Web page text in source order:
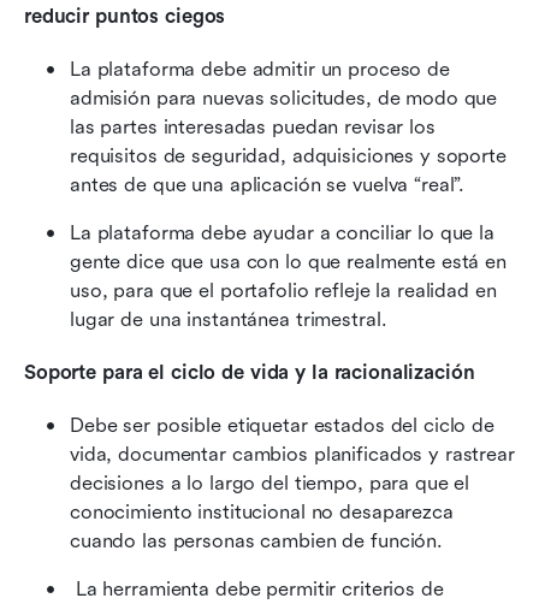
reducir puntos ciegos
La plataforma debe admitir un proceso de
admisión para nuevas solicitudes, de modo que
las partes interesadas puedan revisar los
requisitos de seguridad, adquisiciones y soporte
antes de que una aplicación se vuelva “real”.
La plataforma debe ayudar a conciliar lo que la
gente dice que usa con lo que realmente está en
uso, para que el portafolio refleje la realidad en
lugar de una instantánea trimestral.
Soporte para el ciclo de vida y la racionalización
Debe ser posible etiquetar estados del ciclo de
vida, documentar cambios planificados y rastrear
decisiones a lo largo del tiempo, para que el
conocimiento institucional no desaparezca
cuando las personas cambien de función.
La herramienta debe permitir criterios de